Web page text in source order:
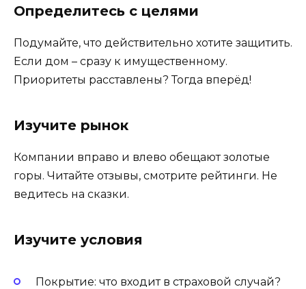
Определитесь с целями
Подумайте, что действительно хотите защитить.
Если дом – сразу к имущественному.
Приоритеты расставлены? Тогда вперёд!
Изучите рынок
Компании вправо и влево обещают золотые
горы. Читайте отзывы, смотрите рейтинги. Не
ведитесь на сказки.
Изучите условия
Покрытие: что входит в страховой случай?